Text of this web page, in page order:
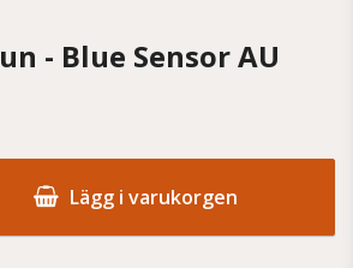
- Blue Sensor AU
Lägg i varukorgen